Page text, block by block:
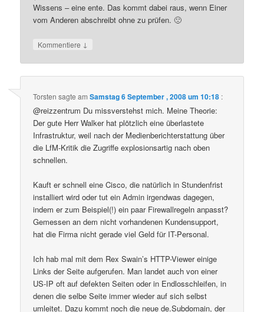
Wissens – eine ente. Das kommt dabei raus, wenn Einer
vom Anderen abschreibt ohne zu prüfen. 🙁
Kommentiere ↓
Torsten sagte amSamstag 6 September , 2008 um 10:18 :
@reizzentrum Du missverstehst mich. Meine Theorie:
Der gute Herr Walker hat plötzlich eine überlastete
Infrastruktur, weil nach der Medienberichterstattung über
die LfM-Kritik die Zugriffe explosionsartig nach oben
schnellen.
Kauft er schnell eine Cisco, die natürlich in Stundenfrist
installiert wird oder tut ein Admin irgendwas dagegen,
indem er zum Beispiel(!) ein paar Firewallregeln anpasst?
Gemessen an dem nicht vorhandenen Kundensupport,
hat die Firma nicht gerade viel Geld für IT-Personal.
Ich hab mal mit dem Rex Swain’s HTTP-Viewer einige
Links der Seite aufgerufen. Man landet auch von einer
US-IP oft auf defekten Seiten oder in Endlosschleifen, in
denen die selbe Seite immer wieder auf sich selbst
umleitet. Dazu kommt noch die neue de.Subdomain, der